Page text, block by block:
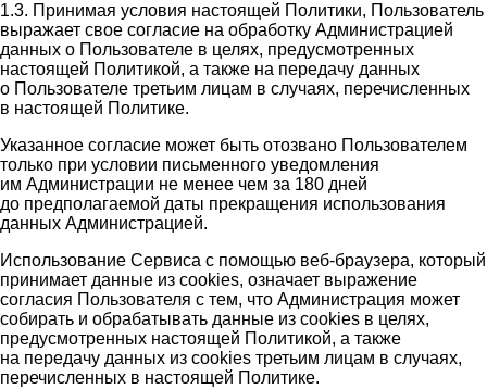
1.3. Принимая условия настоящей Политики, Пользователь
выражает свое согласие на обработку Администрацией
данных о Пользователе в целях, предусмотренных
настоящей Политикой, а также на передачу данных
о Пользователе третьим лицам в случаях, перечисленных
в настоящей Политике.
Указанное согласие может быть отозвано Пользователем
только при условии письменного уведомления
им Администрации не менее чем за 180 дней
до предполагаемой даты прекращения использования
данных Администрацией.
Использование Сервиса с помощью веб-браузера, который
принимает данные из cookies, означает выражение
согласия Пользователя с тем, что Администрация может
собирать и обрабатывать данные из cookies в целях,
предусмотренных настоящей Политикой, а также
на передачу данных из cookies третьим лицам в случаях,
перечисленных в настоящей Политике.